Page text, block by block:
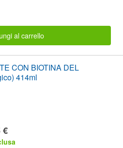
al carrello
CON BIOTINA DEL
414ml
€